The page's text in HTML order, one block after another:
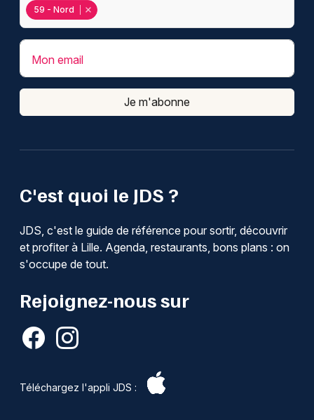
C'est quoi le JDS ?
JDS, c'est le guide de référence pour sortir, découvrir
et profiter à Lille. Agenda, restaurants, bons plans : on
s'occupe de tout.
Rejoignez-nous sur
Téléchargez l'appli JDS :
59 - Nord
Mon email
Je m'abonne